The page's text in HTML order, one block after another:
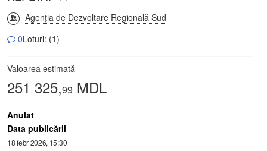
Agenția de Dezvoltare Regională Sud
0Loturi: (1)
Valoarea estimată
251 325,99 MDL
Anulat
Data publicării
18 febr 2026, 15:30